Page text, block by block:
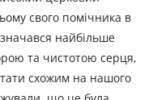
свого помічника в
найбільше
та чистотою серця,
схожим на нашого